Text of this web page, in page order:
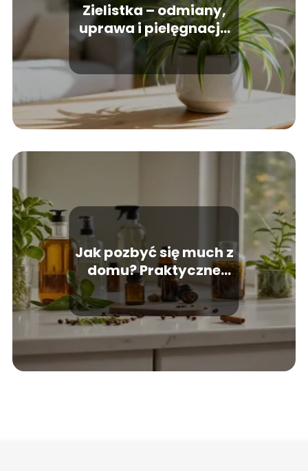
Zielistka – odmiany,
uprawa i pielęgnacja
rośliny
Jak pozbyć się much z
domu? Praktyczne
rozwiązania na
uciążliwe owady